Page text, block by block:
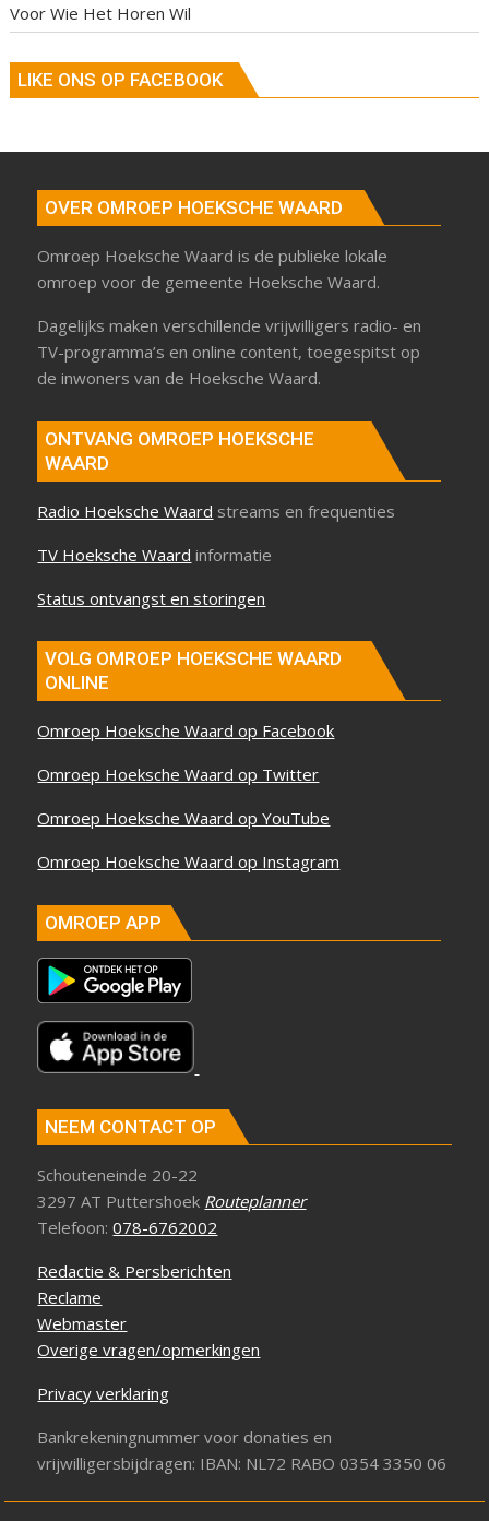
Voor Wie Het Horen Wil
LIKE ONS OP FACEBOOK
OVER OMROEP HOEKSCHE WAARD
Omroep Hoeksche Waard is de publieke lokale
omroep voor de gemeente Hoeksche Waard.
Dagelijks maken verschillende vrijwilligers radio- en
TV-programma’s en online content, toegespitst op
de inwoners van de Hoeksche Waard.
ONTVANG OMROEP HOEKSCHE
WAARD
Radio Hoeksche Waard streams en frequenties
TV Hoeksche Waard informatie
Status ontvangst en storingen
VOLG OMROEP HOEKSCHE WAARD
ONLINE
Omroep Hoeksche Waard op Facebook
Omroep Hoeksche Waard op Twitter
Omroep Hoeksche Waard op YouTube
Omroep Hoeksche Waard op Instagram
OMROEP APP
NEEM CONTACT OP
Schouteneinde 20-22
3297 AT Puttershoek Routeplanner
Telefoon:078-6762002
Redactie & Persberichten
Reclame
Webmaster
Overige vragen/opmerkingen
Privacy verklaring
Bankrekeningnummer voor donaties en
vrijwilligersbijdragen: IBAN: NL72 RABO 0354 3350 06